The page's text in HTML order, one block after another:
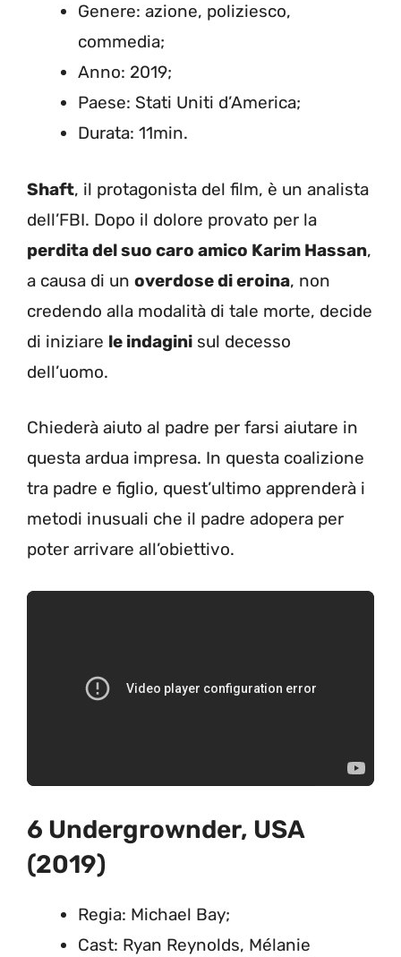
Genere: azione, poliziesco,
commedia;
Anno: 2019;
Paese: Stati Uniti d’America;
Durata: 11min.
Shaft, il protagonista del film, è un analista
dell’FBI. Dopo il dolore provato per la
perdita del suo caro amico Karim Hassan,
a causa di un overdose di eroina, non
credendo alla modalità di tale morte, decide
di iniziare le indagini sul decesso
dell’uomo.
Chiederà aiuto al padre per farsi aiutare in
questa ardua impresa. In questa coalizione
tra padre e figlio, quest’ultimo apprenderà i
metodi inusuali che il padre adopera per
poter arrivare all’obiettivo.
6 Undergrownder, USA
(2019)
Regia: Michael Bay;
Cast: Ryan Reynolds, Mélanie